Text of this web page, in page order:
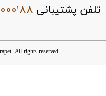
All rights reserved